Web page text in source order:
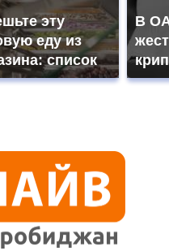
эту
еду из
список
В